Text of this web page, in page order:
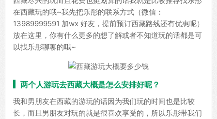
在西藏玩的哦~我先把乐彤的联系方式（微信：
13989999591 加wx 好友，提前预订西藏路线还有优惠呢）
放在这里，你有什么更多的想了解或者不知道玩的话都是可
以找乐彤聊聊的哦~
两个人游玩去西藏大概是怎么安排好呢？
我和男朋友在西藏的游玩的话因为我们玩的时间也是比较
长，而且男朋友对玩的就是很喜欢享受的，所以乐彤带我们